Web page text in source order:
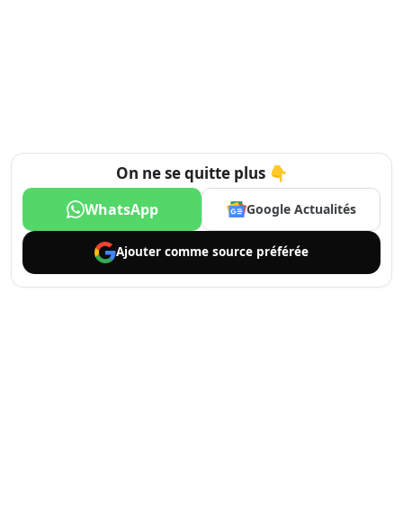
On ne se quitte plus 👇
WhatsApp Google Actualités
Ajouter comme source préférée